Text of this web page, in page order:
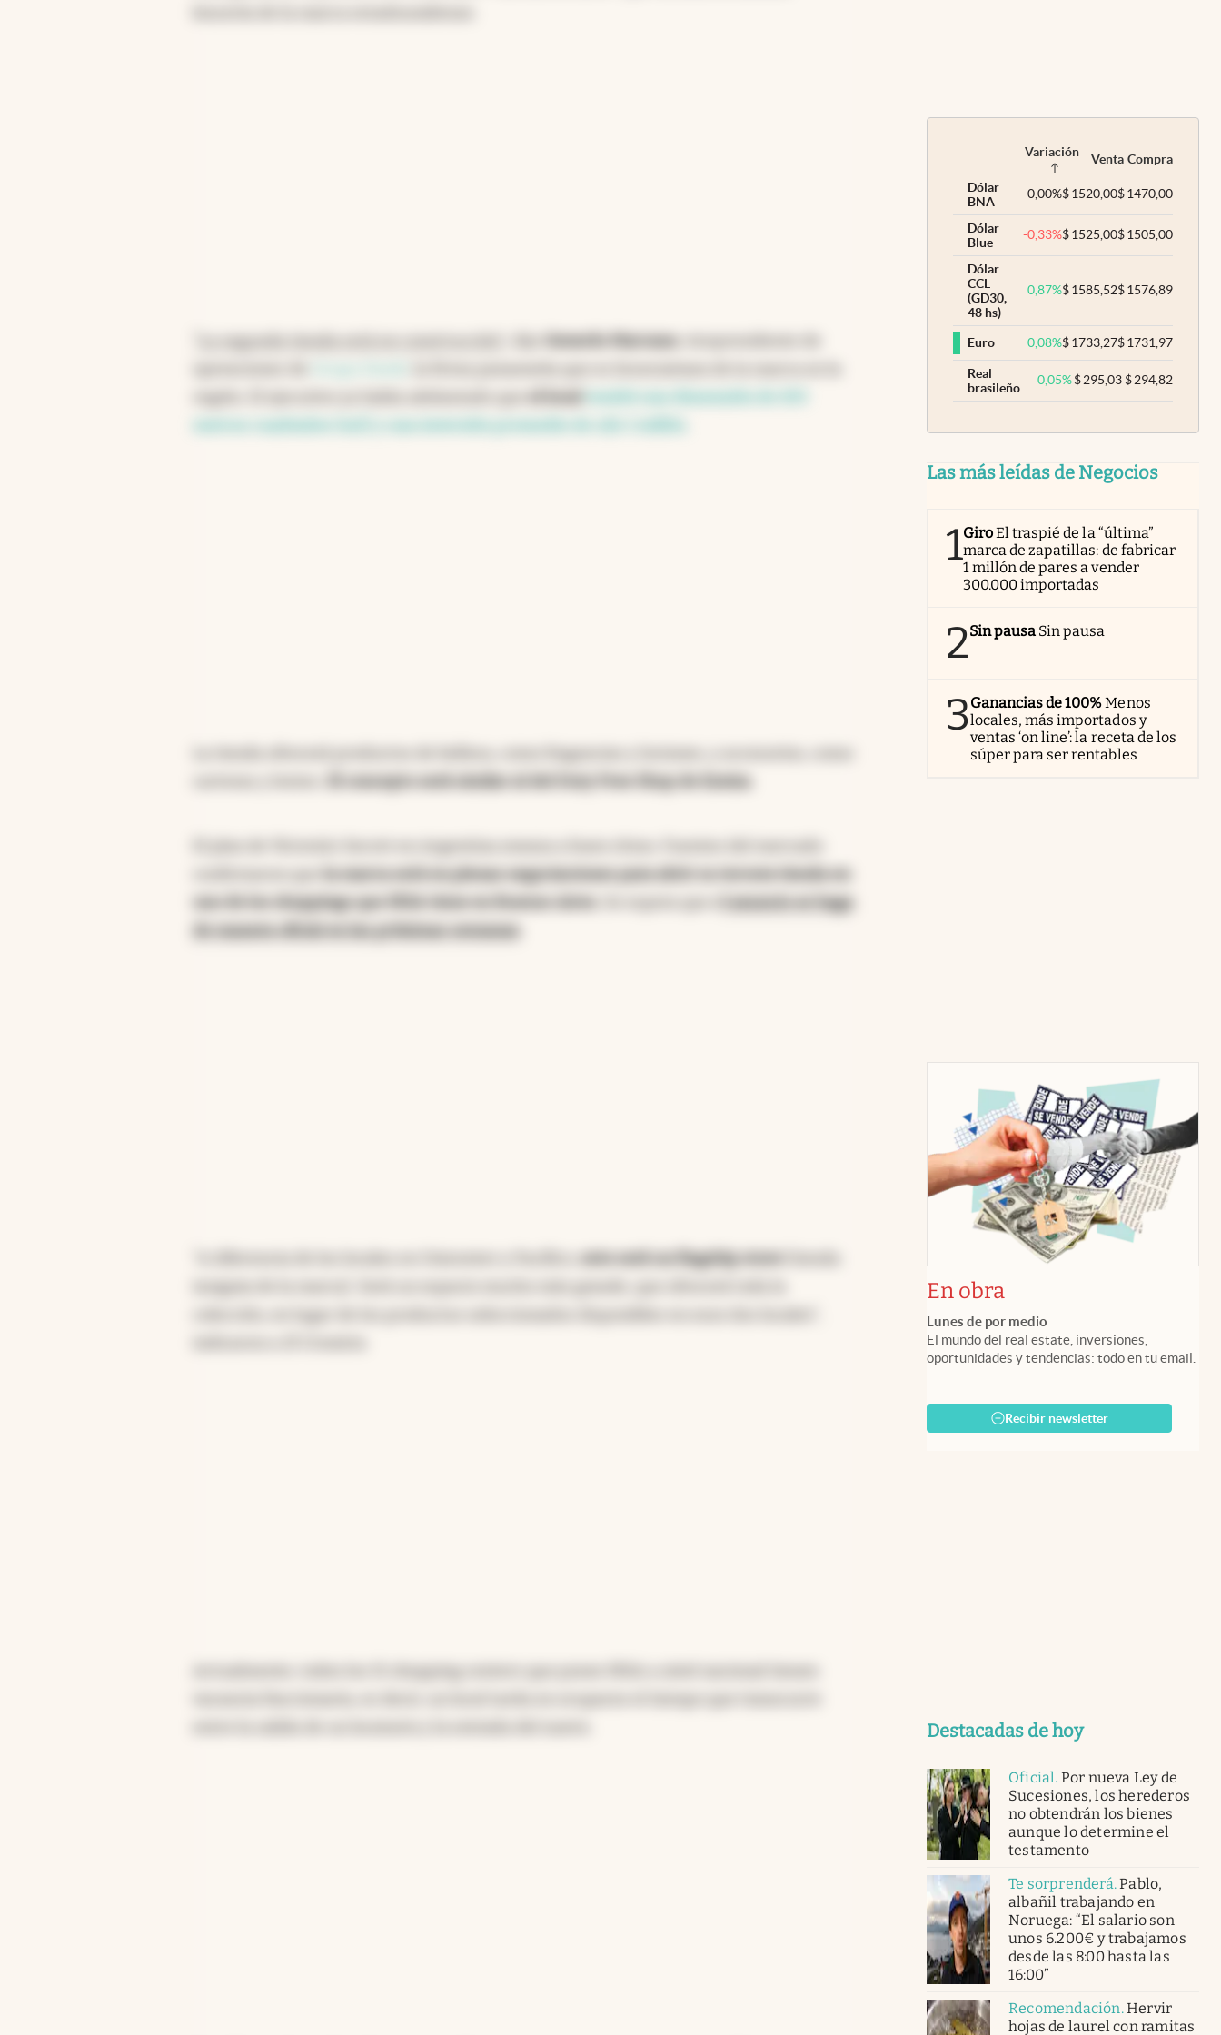
"La segunda tienda está en construcción" Gerardo Marcano
El concepto será similar al del Duty Free Shop de Ezeiza
la marca está en plenas negociaciones para abrir su tercera tienda en
uno de los shoppings que IRSA tiene en Buenos Aires.
l anuncio se haga
de manera oficial en las próximas semanas
este será un flagship store
Variación Venta Compra
Dólar
BNA
0,00%$1520,00$1470,00
Dólar
Blue
-0,33%$1525,00$1505,00
Dólar
CCL
(GD30,
48 hs)
0,87%$1585,52$1576,89
Euro 0,08%$1733,27$1731,97
Real
brasileño
0,05% $295,03 $294,82
Las más leídas de Negocios
1GiroEl traspié de la “última”
marca de zapatillas: de fabricar
1 millón de pares a vender
300.000 importadas
2Sin pausa Sin pausa
3Ganancias de 100%Menos
locales, más importados y
ventas ‘on line’: la receta de los
súper para ser rentables
En obra
Lunes de por medio
El mundo del real estate, inversiones,
oportunidades y tendencias: todo en tu email.
Recibir newsletter
Destacadas de hoy
Oficial. Por nueva Ley de
Sucesiones, los herederos
no obtendrán los bienes
aunque lo determine el
testamento
Te sorprenderá.Pablo,
albañil trabajando en
Noruega: “El salario son
unos 6.200€ y trabajamos
desde las 8:00 hasta las
16:00”
Recomendación.Hervir
hojas de laurel con ramitas